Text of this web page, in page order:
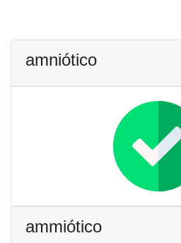
amniótico
ammiótico